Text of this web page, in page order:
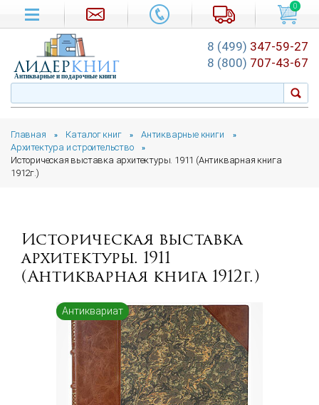
Главная » Каталог книг » Антикварные книги »
Архитектура и строительство »
Историческая выставка архитектуры. 1911 (Антикварная книга
1912г.)
Историческая выставка
архитектуры. 1911
(Антикварная книга 1912г.)
Антиквариат
0
лидеркниг
Антикварные и подарочные книги
8 (499) 347-59-27
8 (800) 707-43-67